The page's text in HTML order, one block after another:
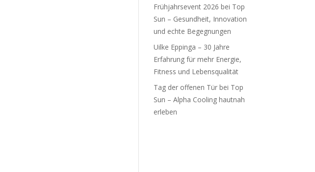
Frühjahrsevent 2026 bei Top
Sun – Gesundheit, Innovation
und echte Begegnungen
Uilke Eppinga – 30 Jahre
Erfahrung für mehr Energie,
Fitness und Lebensqualität
Tag der offenen Tür bei Top
Sun – Alpha Cooling hautnah
erleben